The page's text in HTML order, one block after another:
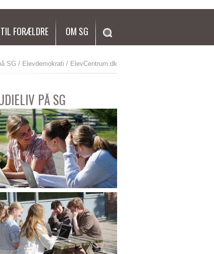
TIL FORÆLDRE OM SG
SG / Elevdemokrati / ElevCentrum.dk
PÅ SG